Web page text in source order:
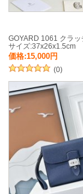
GOYARD 1061 クラッ
サイズ:37x26x1.5cm
価格:15,000円
(0)